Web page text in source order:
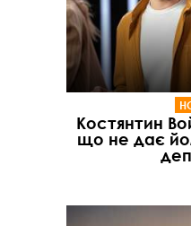
Костянтин
що не дає